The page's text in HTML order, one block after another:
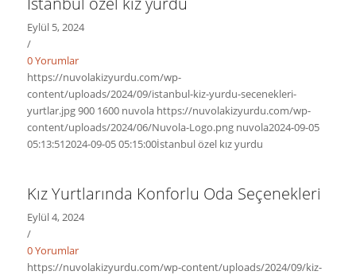
Eylül 5, 2024
/
0 Yorumlar
https://nuvolakizyurdu.com/wp-
content/uploads/2024/09/istanbul-kiz-yurdu-secenekleri-
yurtlar.jpg900 1600 nuvola https://nuvolakizyurdu.com/wp-
content/uploads/2024/06/Nuvola-Logo.png nuvola2024-09-05
05:13:512024-09-05 05:15:00İstanbul özel kız yurdu
Kız Yurtlarında Konforlu Oda Seçenekleri
Eylül 4, 2024
/
0 Yorumlar
https://nuvolakizyurdu.com/wp-content/uploads/2024/09/kiz-